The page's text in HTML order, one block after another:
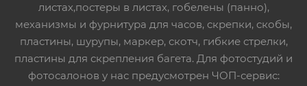
листах,постеры в листах, гобелены (панно),
механизмы и фурнитура для часов, скрепки, скобы,
пластины, шурупы, маркер, скотч, гибкие стрелки,
пластины для скрепления багета. Для фотостудий и
фотосалонов у нас предусмотрен ЧОП-сервис: